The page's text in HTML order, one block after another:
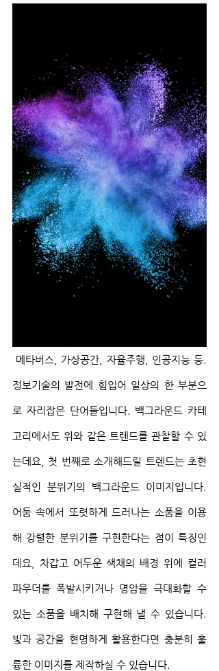
정보기술의 발전에 힘입어 일상의 한 부분으
로 자리잡은 단어들입니다. 백그라운드 카테
고리에서도 위와 같은 트렌드를 관찰할 수 있
는데요, 첫 번째로 소개해드릴 트렌드는 초현
실적인 분위기의 백그라운드 이미지입니다.
어둠 속에서 또렷하게 드러나는 소품을 이용
해 강렬한 분위기를 구현한다는 점이 특징인
데요, 차갑고 어두운 색채의 배경 위에 컬러
파우더를 폭발시키거나 명암을 극대화할 수
있는 소품을 배치해 구현해 낼 수 있습니다.
빛과 공간을 현명하게 활용한다면 충분히 훌
륭한 이미지를 제작하실 수 있습니다.